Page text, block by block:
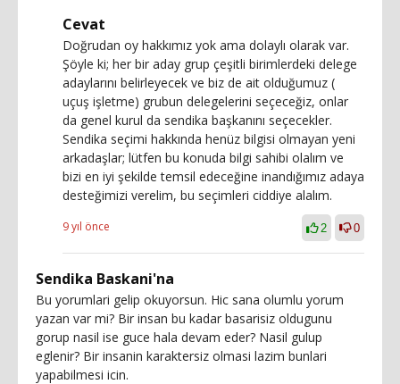
Cevat
Doğrudan oy hakkımız yok ama dolaylı olarak var.
Şöyle ki; her bir aday grup çeşitli birimlerdeki delege
adaylarını belirleyecek ve biz de ait olduğumuz (
uçuş işletme) grubun delegelerini seçeceğiz, onlar
da genel kurul da sendika başkanını seçecekler.
Sendika seçimi hakkında henüz bilgisi olmayan yeni
arkadaşlar; lütfen bu konuda bilgi sahibi olalım ve
bizi en iyi şekilde temsil edeceğine inandığımız adaya
desteğimizi verelim, bu seçimleri ciddiye alalım.
9 yıl önce 2 0
Sendika Baskani'na
Bu yorumlari gelip okuyorsun. Hic sana olumlu yorum
yazan var mi? Bir insan bu kadar basarisiz oldugunu
gorup nasil ise guce hala devam eder? Nasil gulup
eglenir? Bir insanin karaktersiz olmasi lazim bunlari
yapabilmesi icin.